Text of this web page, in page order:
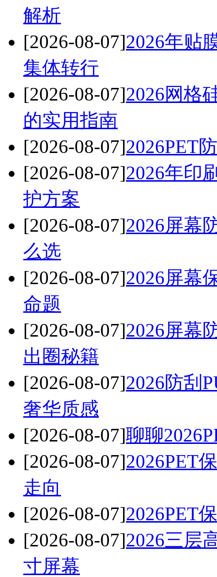
解析
[2026-08-07]2026年贴
集体转行
[2026-08-07]2026网格
的实用指南
[2026-08-07]2026PET
[2026-08-07]2026年印
护方案
[2026-08-07]2026屏幕
么选
[2026-08-07]2026屏幕
命题
[2026-08-07]2026屏幕
出圈秘籍
[2026-08-07]2026防刮
奢华质感
[2026-08-07]聊聊
[2026-08-07]2026PET
走向
[2026-08-07]2026PET
[2026-08-07]2026三层
寸屏幕